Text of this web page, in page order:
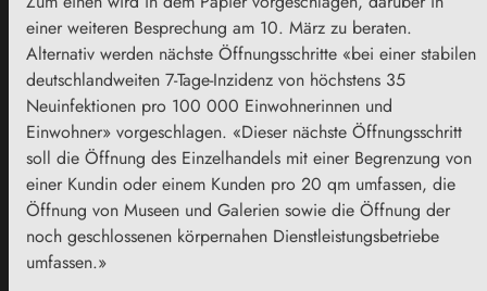
einer weiteren Besprechung am 10. März zu beraten.
Alternativ werden nächste Öffnungsschritte «bei einer stabilen
deutschlandweiten 7-Tage-Inzidenz von höchstens 35
Neuinfektionen pro 100 000 Einwohnerinnen und
Einwohner» vorgeschlagen. «Dieser nächste Öffnungsschritt
soll die Öffnung des Einzelhandels mit einer Begrenzung von
einer Kundin oder einem Kunden pro 20 qm umfassen, die
Öffnung von Museen und Galerien sowie die Öffnung der
noch geschlossenen körpernahen Dienstleistungsbetriebe
umfassen.»